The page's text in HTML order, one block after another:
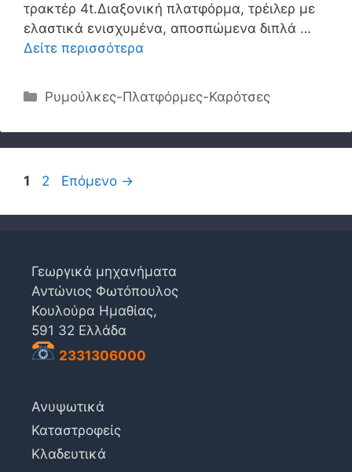
τρακτέρ 4t.Διαξονική πλατφόρμα, τρέιλερ με
ελαστικά ενισχυμένα, αποσπώμενα διπλά …
Δείτε περισσότερα
Κατηγορίες
Ρυμούλκες-Πλατφόρμες-Καρότσες
Σελίδα
1 Σελίδα
2 Επόμενο →
Γεωργικά μηχανήματα
Αντώνιος Φωτόπουλος
Κουλούρα Ημαθίας,
591 32 Ελλάδα
2331306000
Ανυψωτικά
Καταστροφείς
Κλαδευτικά